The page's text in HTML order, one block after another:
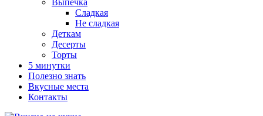
Выпечка
Сладкая
Не сладкая
Деткам
Десерты
Торты
5 минутки
Полезно знать
Вкусные места
Контакты